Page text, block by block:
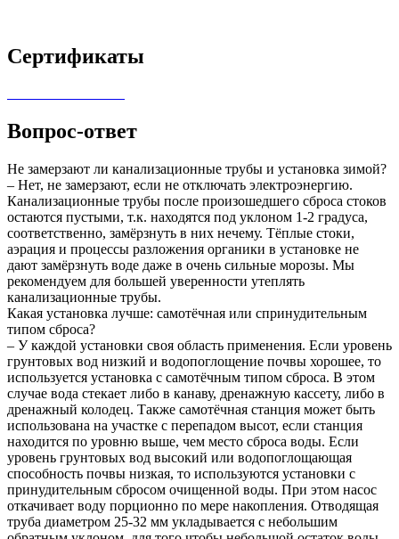
Сертификаты
Вопрос-ответ
Не замерзают ли канализационные трубы и установка зимой?
– Нет, не замерзают, если не отключать электроэнергию.
Канализационные трубы после произошедшего сброса стоков
остаются пустыми, т.к. находятся под уклоном 1-2 градуса,
соответственно, замёрзнуть в них нечему. Тёплые стоки,
аэрация и процессы разложения органики в установке не
дают замёрзнуть воде даже в очень сильные морозы. Мы
рекомендуем для большей уверенности утеплять
канализационные трубы.
Какая установка лучше: самотёчная или спринудительным
типом сброса?
– У каждой установки своя область применения. Если уровень
грунтовых вод низкий и водопоглощение почвы хорошее, то
используется установка с самотёчным типом сброса. В этом
случае вода стекает либо в канаву, дренажную кассету, либо в
дренажный колодец. Также самотёчная станция может быть
использована на участке с перепадом высот, если станция
находится по уровню выше, чем место сброса воды. Если
уровень грунтовых вод высокий или водопоглощающая
способность почвы низкая, то используются установки с
принудительным сбросом очищенной воды. При этом насос
откачивает воду порционно по мере накопления. Отводящая
труба диаметром 25-32 мм укладывается с небольшим